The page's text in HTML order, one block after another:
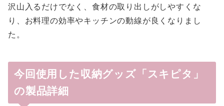
沢山入るだけでなく、食材の取り出しがしやすくな
り、お料理の効率やキッチンの動線が良くなりまし
た。
今回使用した収納グッズ「スキピタ」
の製品詳細